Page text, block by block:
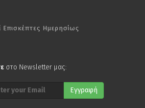
Επισκέπτες Ημερησίως
στο Newsletter μας:
Εγγραφή